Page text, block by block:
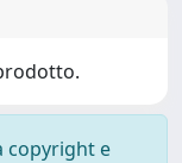
copyright e